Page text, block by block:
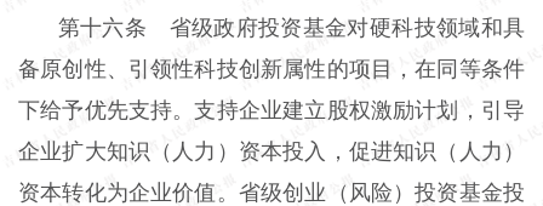
第十六条 省级政府投资基金对硬科技领域和具
备原创性、引领性科技创新属性的项目，在同等条件
下给予优先支持。支持企业建立股权激励计划，引导
企业扩大知识（人力）资本投入，促进知识（人力）
资本转化为企业价值。省级创业（风险）投资基金投